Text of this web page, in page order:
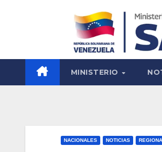
MINISTERIO
NACIONALES NOTICIAS